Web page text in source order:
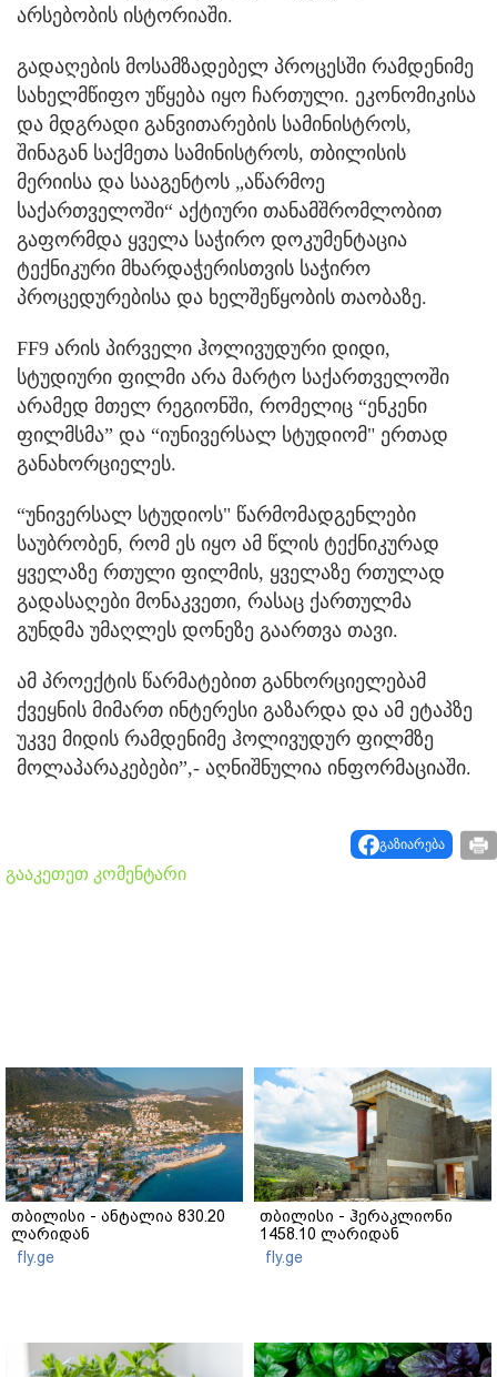
არსებობის ისტორიაში.
გადაღების მოსამზადებელ პროცესში რამდენიმე
სახელმწიფო უწყება იყო ჩართული. ეკონომიკისა
და მდგრადი განვითარების სამინისტროს,
შინაგან საქმეთა სამინისტროს, თბილისის
მერიისა და სააგენტოს „აწარმოე
საქართველოში“ აქტიური თანამშრომლობით
გაფორმდა ყველა საჭირო დოკუმენტაცია
ტექნიკური მხარდაჭერისთვის საჭირო
პროცედურებისა და ხელშეწყობის თაობაზე.
FF9 არის პირველი ჰოლივუდური დიდი,
სტუდიური ფილმი არა მარტო საქართველოში
არამედ მთელ რეგიონში, რომელიც “ენკენი
ფილმსმა” და “იუნივერსალ სტუდიომ" ერთად
განახორციელეს.
“უნივერსალ სტუდიოს" წარმომადგენლები
საუბრობენ, რომ ეს იყო ამ წლის ტექნიკურად
ყველაზე რთული ფილმის, ყველაზე რთულად
გადასაღები მონაკვეთი, რასაც ქართულმა
გუნდმა უმაღლეს დონეზე გაართვა თავი.
ამ პროექტის წარმატებით განხორციელებამ
ქვეყნის მიმართ ინტერესი გაზარდა და ამ ეტაპზე
უკვე მიდის რამდენიმე ჰოლივუდურ ფილმზე
მოლაპარაკებები”,- აღნიშნულია ინფორმაციაში.
გაზიარება
გააკეთეთ კომენტარი
თბილისი - ანტალია 830.20
ლარიდან
fly.ge
თბილისი - ჰერაკლიონი
1458.10 ლარიდან
fly.ge